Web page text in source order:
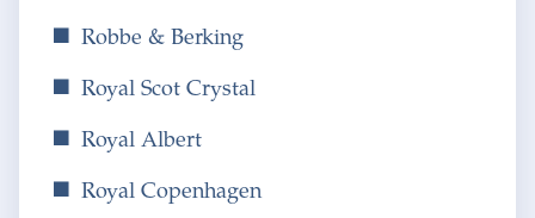
Robbe & Berking
Royal Scot Crystal
Royal Albert
Royal Copenhagen